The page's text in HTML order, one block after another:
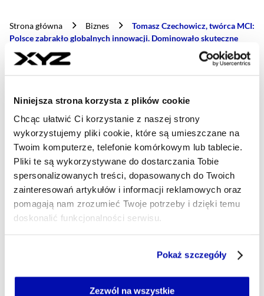
Niniejsza strona korzysta z plików cookie
Chcąc ułatwić Ci korzystanie z naszej strony
wykorzystujemy pliki cookie, które są umieszczane na
Twoim komputerze, telefonie komórkowym lub tablecie.
Pliki te są wykorzystywane do dostarczania Tobie
spersonalizowanych treści, dopasowanych do Twoich
zainteresowań artykułów i informacji reklamowych oraz
pomagają nam zrozumieć Twoje potrzeby i dzięki temu
doskonalić funkcjonalności serwisu.
Jeżeli nie wyrażasz zgody na zapisywanie plików cookie,
możesz łatwo zarządzać swoimi uprawnieniami, np. we
Pokaż szczegóły
Zezwól na wszystkie
Strona główna Biznes
Tomasz Czechowicz, twórca MCI:
Polsce zabrakło globalnych innowacji. Dominowało skuteczne
naśladownictwo (WYWIAD)
MARIUSZ BARTODZIEJ- AUTOR ARTYKUŁU -
Dziennikarz
W skrócie: ambitny, dociekliwy i uparty. Tematy
zgłębiam od A do Z, bo jakość zawsze się obroni.
Piszę o handlu, FMCG, ochronie zdrowia,
wszelkich M&A oraz funduszach PE, PD oraz VC.
Prywatnie po drodze mi z reportażami i sportem.
mariusz.bartodziej@xyz.pl